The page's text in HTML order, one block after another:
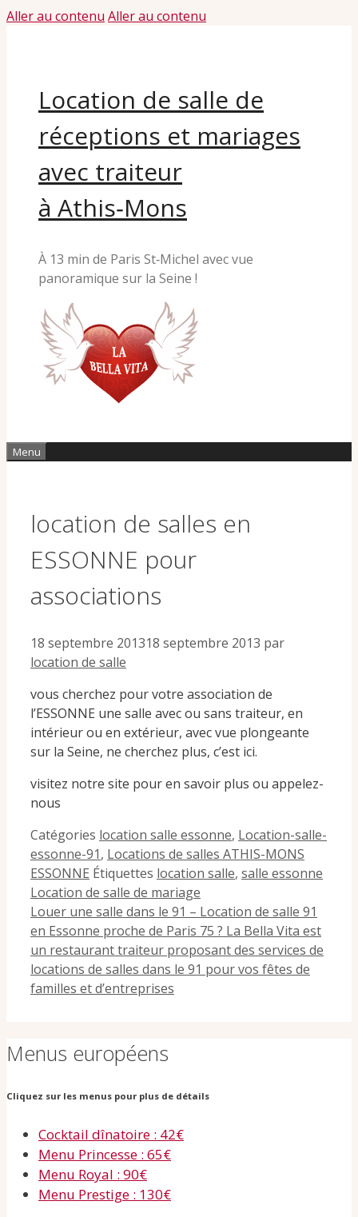
Aller au contenu Aller au contenu
Location de salle de
réceptions et mariages
avec traiteur
à Athis‑Mons
À 13 min de Paris St‑Michel avec vue
panoramique sur la Seine !
Menu
location de salles en
ESSONNE pour
associations
18 septembre 201318 septembre 2013 par
location de salle
vous cherchez pour votre association de
l’ESSONNE une salle avec ou sans traiteur, en
intérieur ou en extérieur, avec vue plongeante
sur la Seine, ne cherchez plus, c’est ici.
visitez notre site pour en savoir plus ou appelez-
nous
Catégories location salle essonne, Location-salle-
essonne-91, Locations de salles ATHIS-MONS
ESSONNE Étiquettes location salle, salle essonne
Location de salle de mariage
Louer une salle dans le 91 – Location de salle 91
en Essonne proche de Paris 75 ? La Bella Vita est
un restaurant traiteur proposant des services de
locations de salles dans le 91 pour vos fêtes de
familles et d’entreprises
Menus européens
Cliquez sur les menus pour plus de détails
Cocktail dînatoire : 42€
Menu Princesse : 65€
Menu Royal : 90€
Menu Prestige : 130€